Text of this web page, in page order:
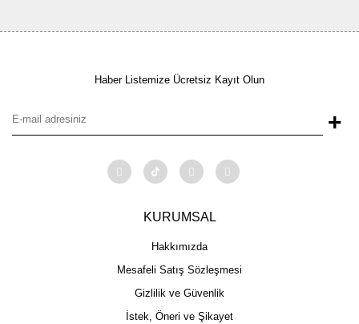
Haber Listemize Ücretsiz Kayıt Olun
+
KURUMSAL
Hakkımızda
Mesafeli Satış Sözleşmesi
Gizlilik ve Güvenlik
İstek, Öneri ve Şikayet